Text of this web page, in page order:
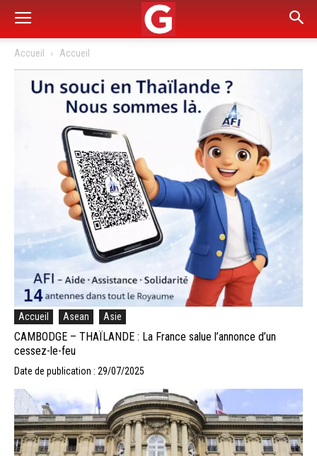
Accueil Accueil
Accueil Asean Asie
CAMBODGE – THAÏLANDE : La France salue l’annonce d’un
cessez-le-feu
Date de publication : 29/07/2025